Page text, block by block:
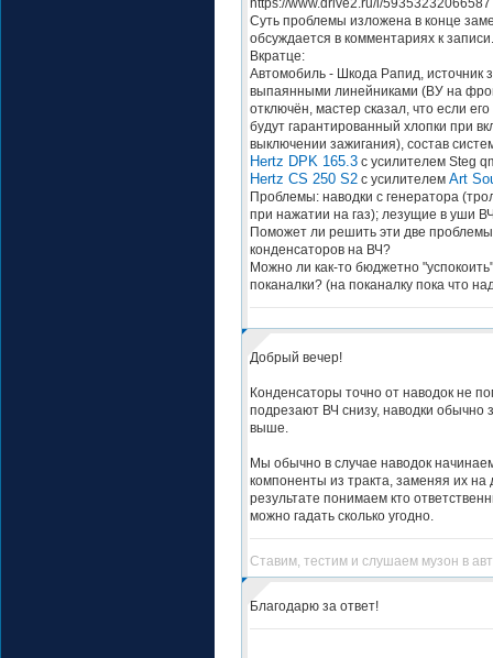
https://www.drive2.ru/l/
Суть проблемы изложена в конце
обсуждается в комментариях к записи.
Вкратце:
Автомобиль - Шкода Рапид, источник
выпаянными линейниками (ВУ на
отключён, мастер сказал, что если
будут гарантированный хлопки при
выключении зажигания), состав
Hertz DPK 165.3с усилителем Steg
Hertz CS 250 S2с усилителем Art
Проблемы: наводки с генератора
при нажатии на газ); лезущие в уши
Поможет ли решить эти две проблемы
конденсаторов на ВЧ?
Можно ли как-то бюджетно
поканалки? (на поканалку пока что
Добрый вечер!
Конденсаторы точно от наводок не
подрезают ВЧ снизу, наводки обычно
выше.
Мы обычно в случае наводок
компоненты из тракта, заменяя их на
результате понимаем кто
можно гадать сколько угодно.
Ставим, тестим и слушаем музон в
Благодарю за ответ!